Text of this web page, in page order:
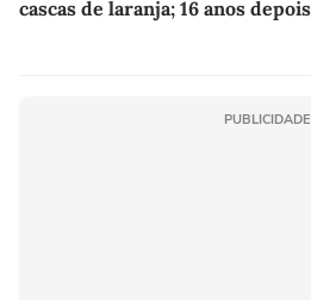
cascas de laranja; 16 anos
PUBLICIDADE